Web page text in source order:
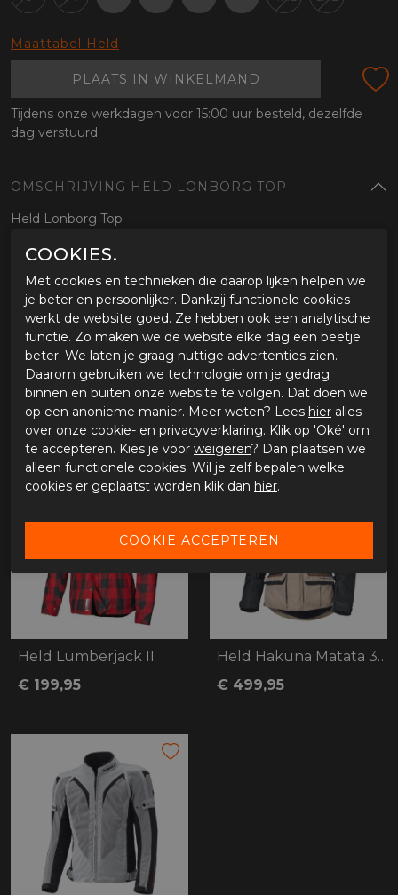
Maattabel Held
PLAATS IN WINKELMAND
Tijdens onze werkdagen voor 15:00 uur besteld, dezelfde
dag verstuurd.
OMSCHRIJVING HELD LONBORG TOP
Held Lonborg Top
Merk
Held
Leveranciercode
6242200/0283XL
Categorie
Motorjassen
Materiaal buitenkant
Textiel
Bestelcode
ci3608492
GERELATEERDE PRODUCTEN
Held Lumberjack II
€ 199,95
Held Hakuna Matata 3 Top
€ 499,95
COOKIES.
Met cookies en technieken die daarop lijken helpen we
je beter en persoonlijker. Dankzij functionele cookies
werkt de website goed. Ze hebben ook een analytische
functie. Zo maken we de website elke dag een beetje
beter. We laten je graag nuttige advertenties zien.
Daarom gebruiken we technologie om je gedrag
binnen en buiten onze website te volgen. Dat doen we
op een anonieme manier. Meer weten? Lees hier alles
over onze cookie- en privacyverklaring. Klik op 'Oké' om
te accepteren. Kies je voor weigeren? Dan plaatsen we
alleen functionele cookies. Wil je zelf bepalen welke
cookies er geplaatst worden klik dan hier.